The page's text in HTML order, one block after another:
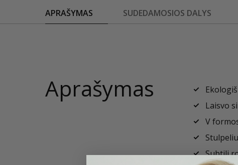
APRAŠYMAS SUDEDAMOSIOS DALYS
Aprašymas
Laisvo
V
Subtili